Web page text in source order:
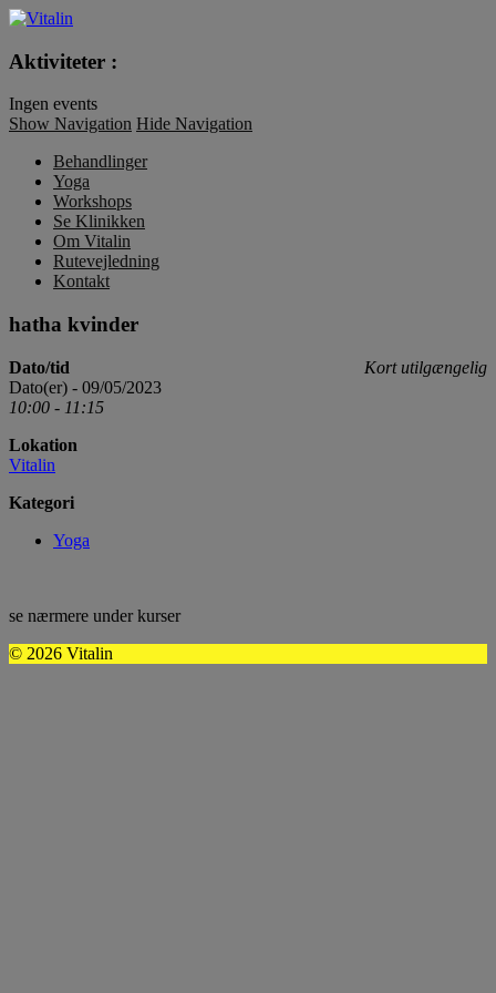
Aktiviteter :
Ingen events
Show Navigation Hide Navigation
Behandlinger
Yoga
Workshops
Se Klinikken
Om Vitalin
Rutevejledning
Kontakt
hatha kvinder
Kort utilgængelig
Dato/tid
Dato(er) - 09/05/2023
10:00 - 11:15
Lokation
Vitalin
Kategori
Yoga
se nærmere under kurser
© 2026 Vitalin